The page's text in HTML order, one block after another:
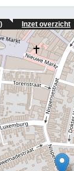
Inzet overzicht